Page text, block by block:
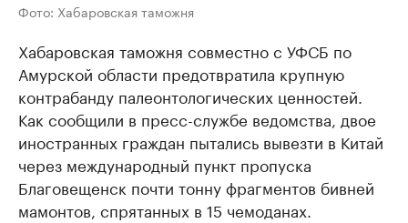
Фото: Хабаровская таможня
Хабаровская таможня совместно с УФСБ по
Амурской области предотвратила крупную
контрабанду палеонтологических ценностей.
Как сообщили в пресс-службе ведомства, двое
иностранных граждан пытались вывезти в Китай
через международный пункт пропуска
Благовещенск почти тонну фрагментов бивней
мамонтов, спрятанных в 15 чемоданах.